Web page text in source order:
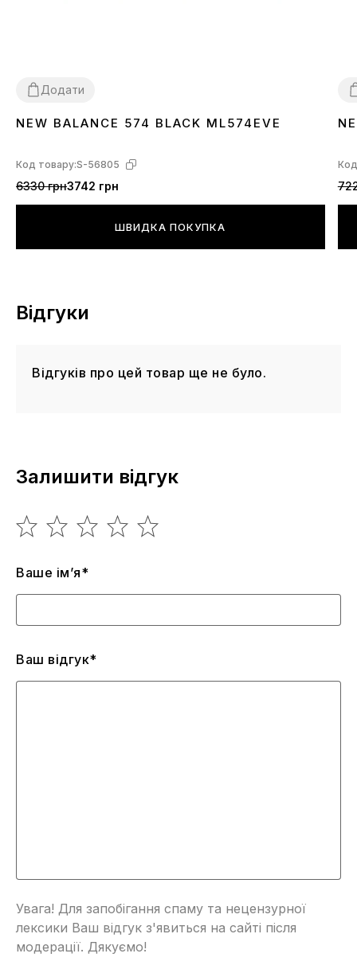
Додати
3637 3839404142 43 4445
NEW BALANCE 574 BLACK ML574EVE
Код товару:S-56805
6330 грн3742 грн
ШВИДКА ПОКУПКА
Відгуки
Відгуків про цей товар ще не було.
Залишити відгук
Ваше ім’я*
Ваш відгук*
Увага! Для запобігання спаму та нецензурної
лексики Ваш відгук з'явиться на сайті після
модерації. Дякуємо!